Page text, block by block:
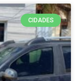
CIDADES